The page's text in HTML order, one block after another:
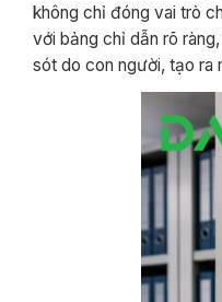
không chỉ đóng vai trò
với bảng chỉ dẫn rõ
sót do con người, tạo ra